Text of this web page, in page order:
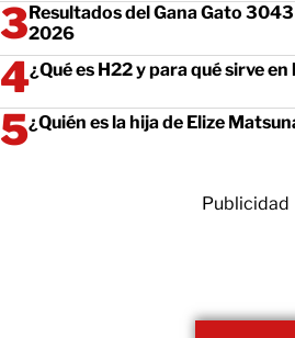
Resultados del Gana Gato
2026
¿Qué es H22 y para qué sirve
¿Quién es la hija de Elize
Publicidad